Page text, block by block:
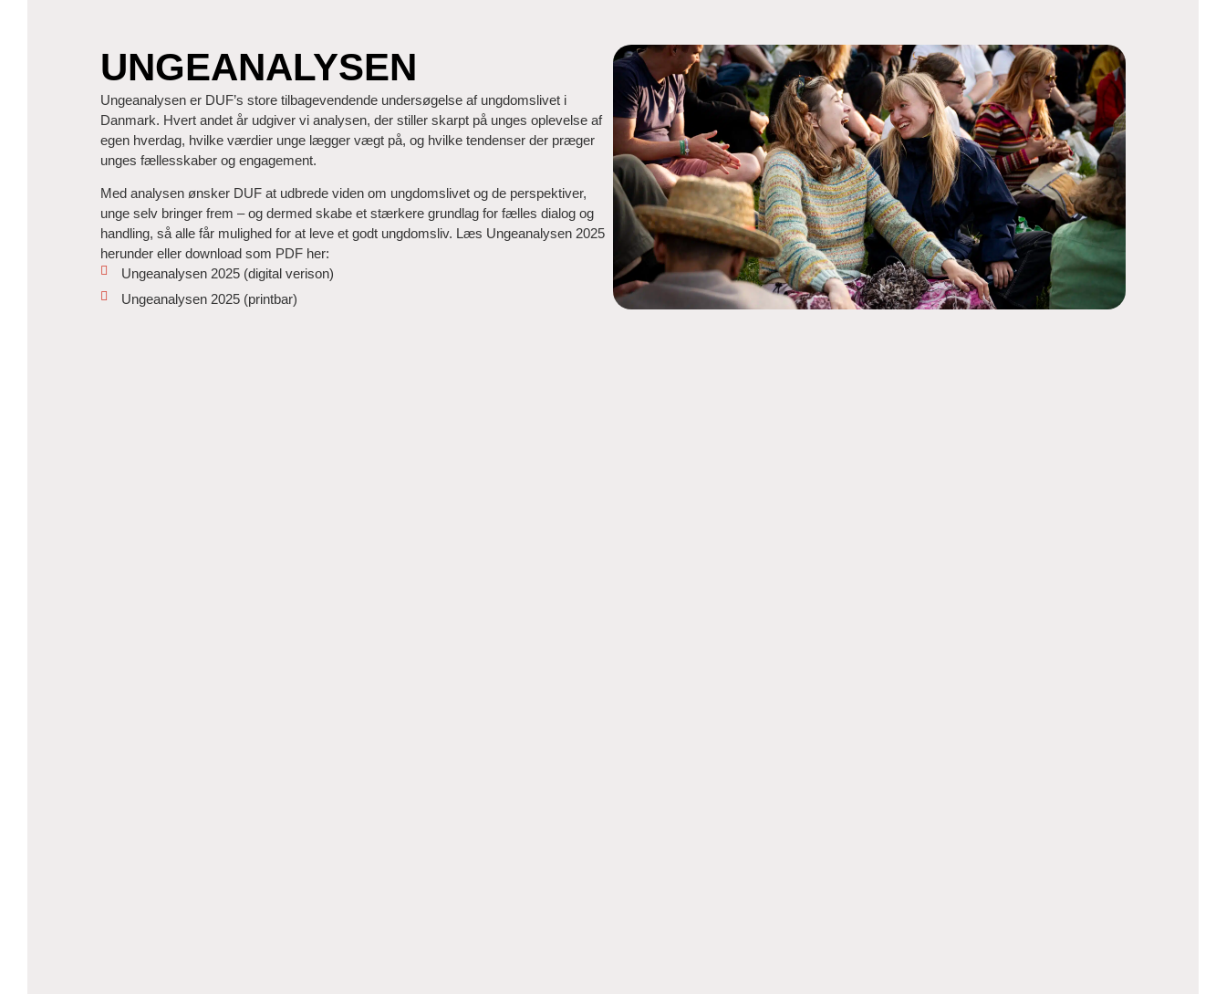
UNGEANALYSEN
Ungeanalysen er DUF’s store tilbagevendende undersøgelse af ungdomslivet i
Danmark. Hvert andet år udgiver vi analysen, der stiller skarpt på unges oplevelse af
egen hverdag, hvilke værdier unge lægger vægt på, og hvilke tendenser der præger
unges fællesskaber og engagement.
Med analysen ønsker DUF at udbrede viden om ungdomslivet og de perspektiver,
unge selv bringer frem – og dermed skabe et stærkere grundlag for fælles dialog og
handling, så alle får mulighed for at leve et godt ungdomsliv. Læs Ungeanalysen 2025
herunder eller download som PDF her:
Ungeanalysen 2025 (digital verison)
Ungeanalysen 2025 (printbar)